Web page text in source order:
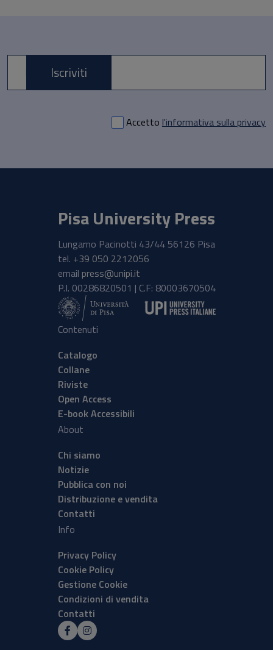
E-mail *
Accetto l'informativa sulla privacy
Iscriviti
Pisa University Press
Lungarno Pacinotti 43/44 56126 Pisa
tel. +39 050 2212056
email press@unipi.it
P.I. 00286820501 | C.F: 80003670504
Contenuti
Catalogo
Collane
Riviste
Open Access
E-book Accessibili
About
Chi siamo
Notizie
Pubblica con noi
Distribuzione e vendita
Contatti
Info
Privacy Policy
Cookie Policy
Gestione Cookie
Condizioni di vendita
Contatti